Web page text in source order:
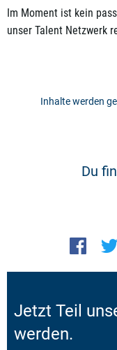
Im Moment ist kein
unser Talent Netzwerk
Inhalte werden
Du
Jetzt Teil
werden.